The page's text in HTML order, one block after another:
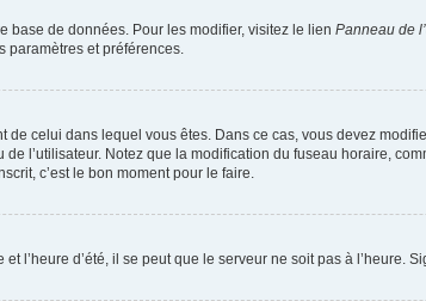
base de données. Pour les modifier, visitez le lien Panneau de
paramètres et préférences.
de celui dans lequel vous êtes. Dans ce cas, vous devez
l’utilisateur. Notez que la modification du fuseau horaire,
c’est le bon moment pour le faire.
l’heure d’été, il se peut que le serveur ne soit pas à l’heure.